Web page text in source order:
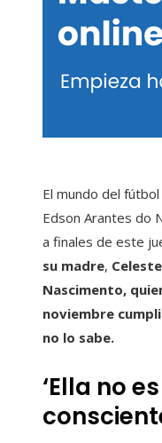
El mundo del
Edson Arantes do
a finales de este
su madre,
Nascimento,
noviembre
no lo sabe.
‘Ella no es